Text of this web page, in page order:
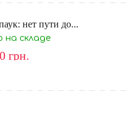
нет пути до...
на складе
грн.